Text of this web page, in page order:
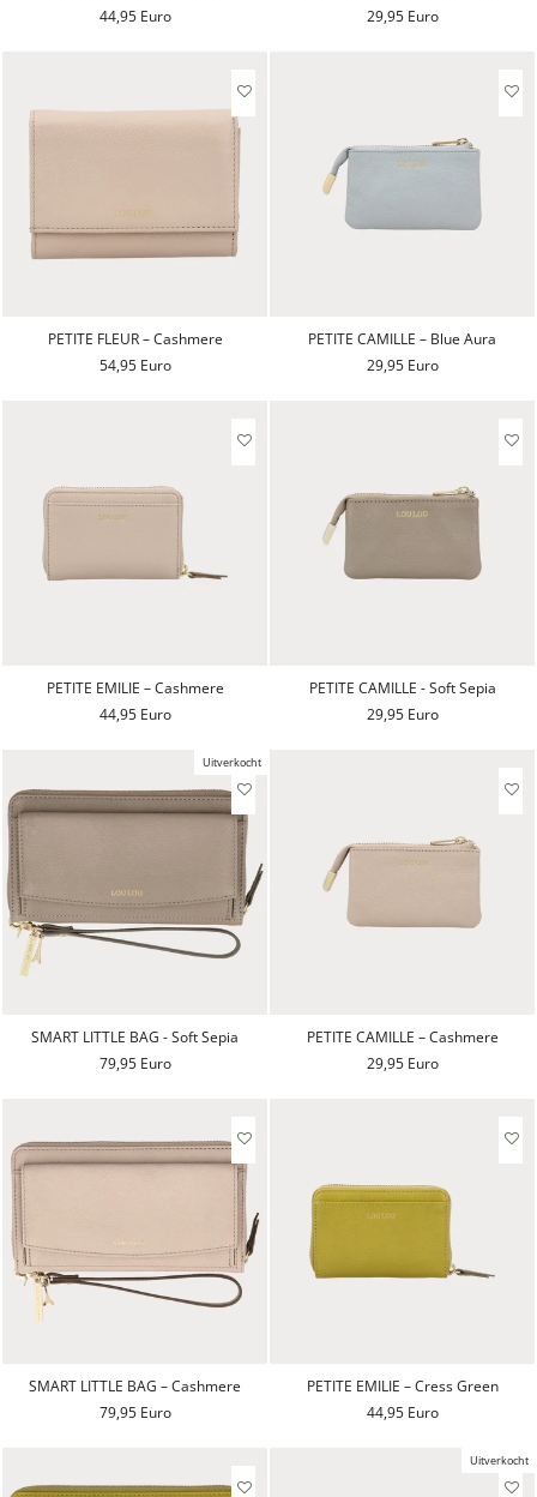
44,95 Euro
29,95 Euro
PETITE FLEUR – Cashmere
54,95 Euro
PETITE CAMILLE – Blue Aura
29,95 Euro
PETITE EMILIE – Cashmere
44,95 Euro
PETITE CAMILLE - Soft Sepia
29,95 Euro
Uitverkocht
SMART LITTLE BAG - Soft Sepia
79,95 Euro
PETITE CAMILLE – Cashmere
29,95 Euro
SMART LITTLE BAG – Cashmere
79,95 Euro
PETITE EMILIE – Cress Green
44,95 Euro
Uitverkocht